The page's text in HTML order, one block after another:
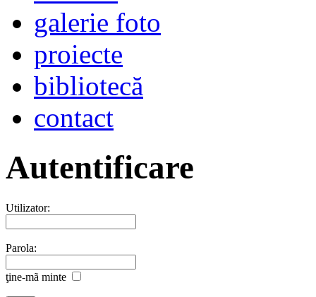
galerie foto
proiecte
bibliotecă
contact
Autentificare
Utilizator:
Parola:
ţine-mã minte